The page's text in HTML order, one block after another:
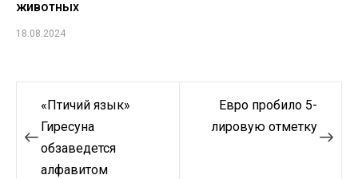
животных
18.08.2024
Навигация
по
записям
«Птичий язык»
Гиресуна
обзаведется
алфавитом
Евро пробило 5-
лировую отметку